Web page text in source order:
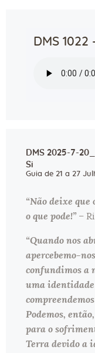
DMS
DMS 2025-7-
Si
Guia de 21 a 27
“Não deixe
o que pode!”–
“Quando nos
apercebemo-
confundimos a
uma identidade
Podemos,
para o
Terra devido a